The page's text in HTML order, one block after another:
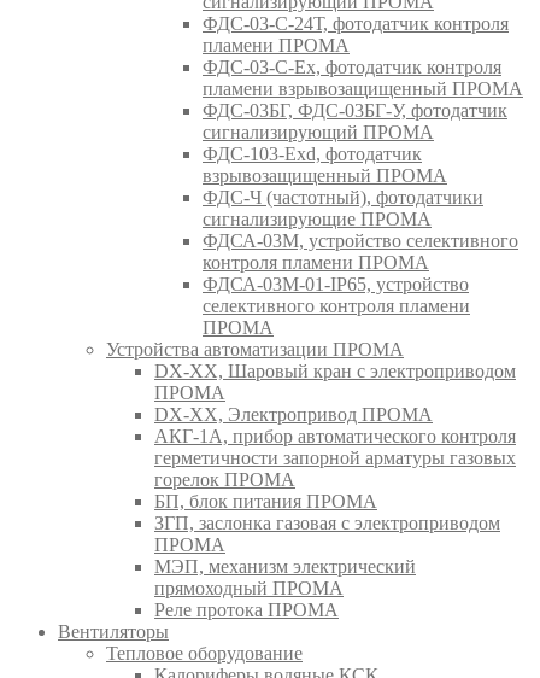
ФДС-03-С-24Т, фотодатчик контроля
пламени ПРОМА
ФДС-03-С-Ex, фотодатчик контроля
пламени взрывозащищенный ПРОМА
ФДС-03БГ, ФДС-03БГ-У, фотодатчик
сигнализирующий ПРОМА
ФДС-103-Ехd, фотодатчик
взрывозащищенный ПРОМА
ФДС-Ч (частотный), фотодатчики
сигнализирующие ПРОМА
ФДСА-03М, устройство селективного
контроля пламени ПРОМА
ФДСА-03М-01-IP65, устройство
селективного контроля пламени
ПРОМА
Устройства автоматизации ПРОМА
DX-XX, Шаровый кран c электроприводом
ПРОМА
DX-XX, Электропривод ПРОМА
АКГ-1А, прибор автоматического контроля
герметичности запорной арматуры газовых
горелок ПРОМА
БП, блок питания ПРОМА
ЗГП, заслонка газовая с электроприводом
ПРОМА
МЭП, механизм электрический
прямоходный ПРОМА
Реле протока ПРОМА
Вентиляторы
Тепловое оборудование